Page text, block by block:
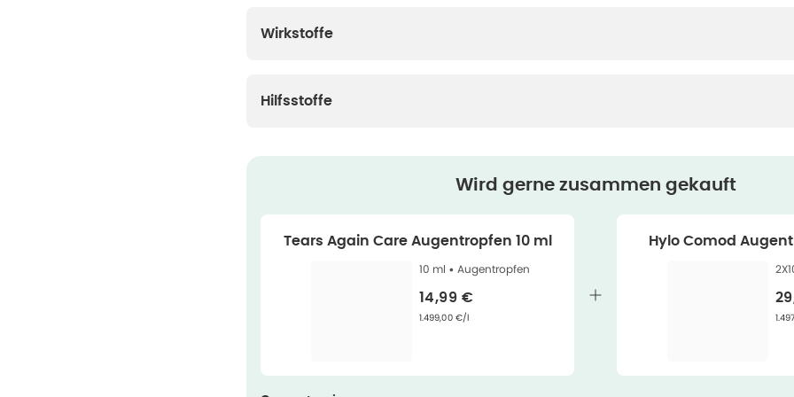
Wirkstoffe
Hilfsstoffe
Wird gerne zusammen gekauft
Tears Again Care Augentropfen 10 ml
10 ml • Augentropfen
Verkaufspreis
14,99 €
Grundpreis:
1.499,00 €/l
Hylo Comod